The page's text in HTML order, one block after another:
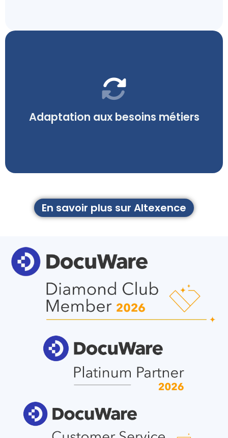
Adaptation aux besoins métiers
Déploiements réalisés auprès d’organisations aux
enjeux variés, permettant d’aligner DocuWare sur
les processus de chaque structure.
En savoir plus sur Altexence